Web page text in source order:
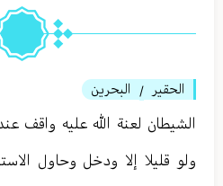
الحقير / البحرين
الشيطان لعنة الله عليه واقف
ولو قليلا إلا ودخل وحاول